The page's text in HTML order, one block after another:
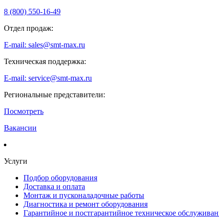
8 (800) 550-16-49
Отдел продаж:
E-mail: sales@smt-max.ru
Техническая поддержка:
E-mail: service@smt-max.ru
Региональные представители:
Посмотреть
Вакансии
Услуги
Подбор оборудования
Доставка и оплата
Монтаж и пусконаладочные работы
Диагностика и ремонт оборудования
Гарантийное и постгарантийное техническое